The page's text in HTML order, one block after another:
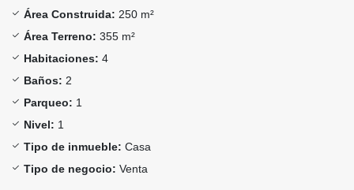
Área Construida: 250 m²
Área Terreno: 355 m²
Habitaciones: 4
Baños: 2
Parqueo: 1
Nivel: 1
Tipo de inmueble: Casa
Tipo de negocio: Venta